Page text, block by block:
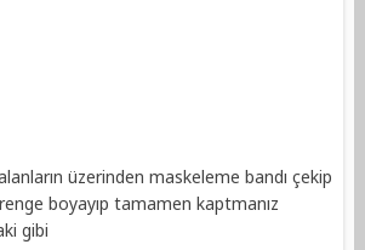
üzerinden maskeleme bandı çekip
boyayıp tamamen kaptmanız
gibi